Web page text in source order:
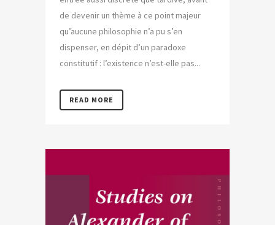
de devenir un thème à ce point majeur
qu’aucune philosophie n’a pu s’en
dispenser, en dépit d’un paradoxe
constitutif : l’existence n’est-elle pas...
READ MORE